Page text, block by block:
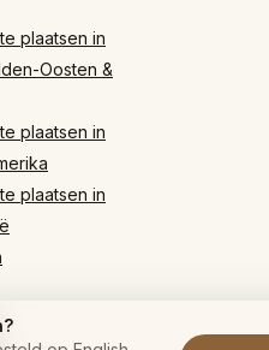
plaatsen in
Oosten &
plaatsen in
plaatsen in